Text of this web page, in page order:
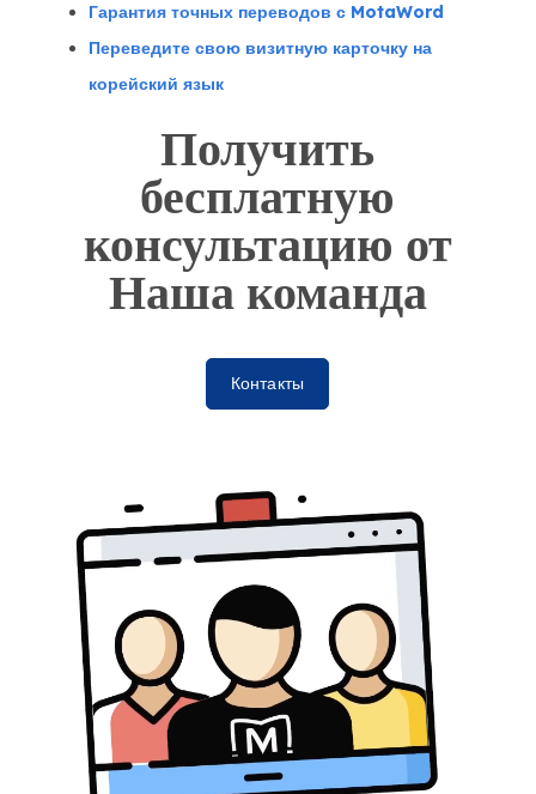
Гарантия точных переводов с MotaWord
Переведите свою визитную карточку на
корейский язык
Получить
бесплатную
консультацию от
Наша команда
Контакты